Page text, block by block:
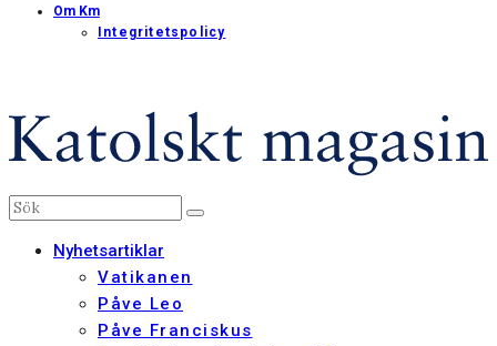
Om Km
Integritetspolicy
Nyhetsartiklar
Vatikanen
Påve Leo
Påve Franciskus